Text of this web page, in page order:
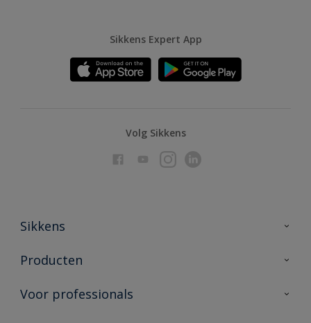
Sikkens Expert App
Volg Sikkens
Sikkens
Over Sikkens
Duurzaamheid
Producten
Producten voor binnen
Voor professionals